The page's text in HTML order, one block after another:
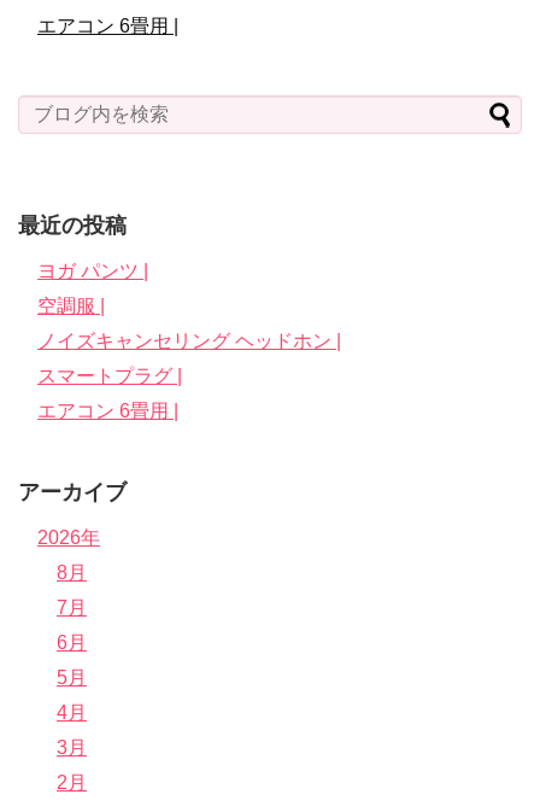
エアコン 6畳用 |
最近の投稿
ヨガ パンツ |
空調服 |
ノイズキャンセリング ヘッドホン |
スマートプラグ |
エアコン 6畳用 |
アーカイブ
2026年
8月
7月
6月
5月
4月
3月
2月